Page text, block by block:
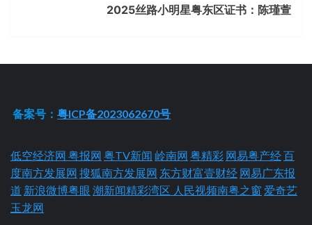
2025丝路小明星粤东区证书：陈瑾萱
备案号：粤ICP备2023062670号
低空经济网 粤报网 粤TV新闻 岭南网 粤精彩 网易粤产经百
度南方发展网 搜狐南方发展网 东方财富壹财经 网易广东报
道 新浪微博粤眼 潮新闻精彩湾区 人民视频南粤之窗 爱奇艺
玉龙网